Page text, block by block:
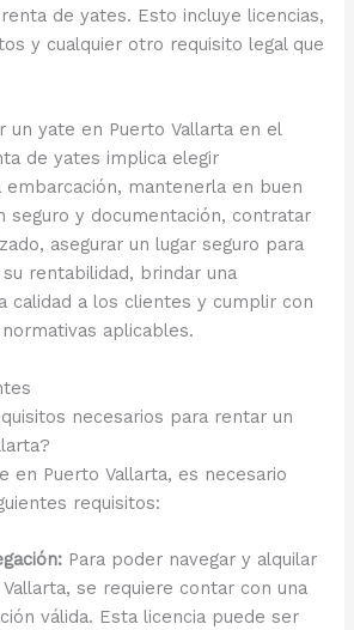
de yates. Esto incluye licencias,
y cualquier otro requisito legal que
un yate en Puerto Vallarta en el
de yates implica elegir
embarcación, mantenerla en buen
seguro y documentación, contratar
asegurar un lugar seguro para
rentabilidad, brindar una
calidad a los clientes y cumplir con
aplicables.
necesarios para rentar un
en Puerto Vallarta, es necesario
requisitos:
Para poder navegar y alquilar
se requiere contar con una
válida. Esta licencia puede ser